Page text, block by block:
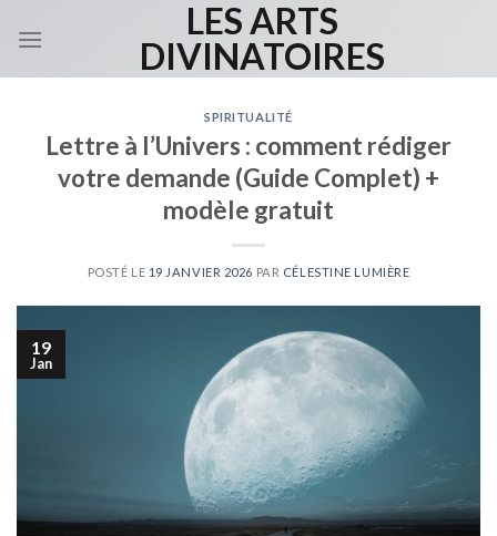
LES ARTS
DIVINATOIRES
SPIRITUALITÉ
Lettre à l’Univers : comment rédiger
votre demande (Guide Complet) +
modèle gratuit
POSTÉ LE 19 JANVIER 2026 PAR CÉLESTINE LUMIÈRE
19
Jan